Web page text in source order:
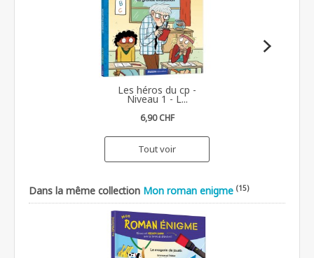
Les héros du cp -
Niveau 1 - L...
6,90 CHF
Tout voir
Dans la même collection Mon roman enigme (15)